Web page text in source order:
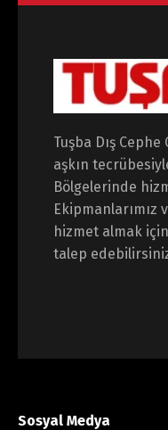
Tuşba Dış Cephe
aşkın
Bölgelerinde
Ekipmanlarımız
hizmet almak
talep
Sosyal Medya